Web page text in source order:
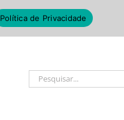
Buscar
resultados
Política de Privacidade